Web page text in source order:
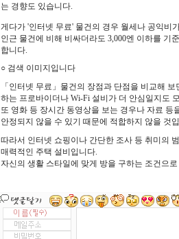
는 경향도 있습니다.
게다가 '인터넷 무료' 물건의 경우 월세나 공익비
인근 물건에 비해 비싸더라도 3,000엔 이하를 기
합니다.
○ 검색 이미지입니다
「 인터넷 무료 」 물건의 장점과 단점을 비교해 보
하는 프로바이더나 Wi-Fi 설비가 더 안심일지도
또 영화 등 장시간 동영상을 보는 경우나 자료 등
안정되지 않을 수 있기 때문에 적합하지 않을 것
따라서 인터넷 쇼핑이나 간단한 조사 등 취미의
매력적인 주택 설비입니다.
자신의 생활 스타일에 맞게 방을 구하는 조건으로